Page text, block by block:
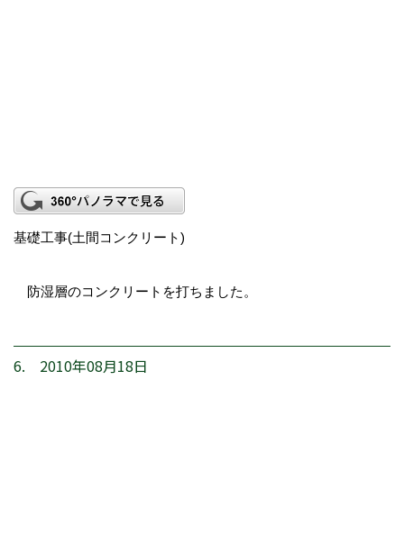
基礎工事(土間コンクリート)
防湿層のコンクリートを打ちました。
6. 2010年08月18日